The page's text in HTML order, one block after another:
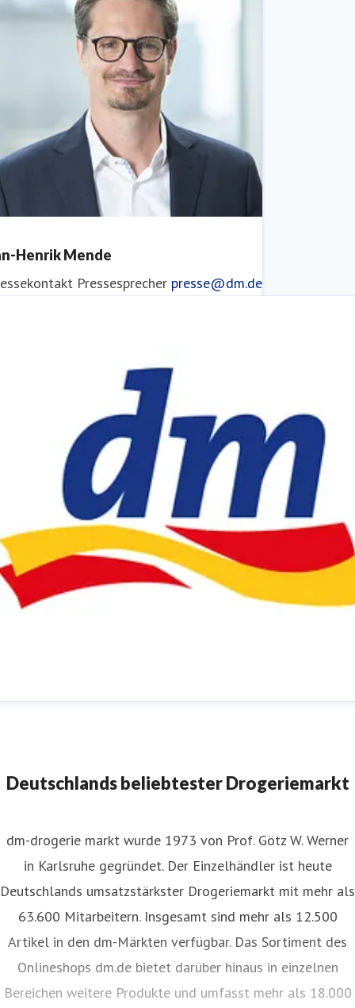
Henrik Mende
Pressesprecher presse@dm.de
Deutschlands beliebtester Drogeriemarkt
dm-drogerie markt wurde 1973 von Prof. Götz W. Werner
in Karlsruhe gegründet. Der Einzelhändler ist heute
Deutschlands umsatzstärkster Drogeriemarkt mit mehr als
63.600 Mitarbeitern. Insgesamt sind mehr als 12.500
Artikel in den dm-Märkten verfügbar. Das Sortiment des
Onlineshops dm.de bietet darüber hinaus in einzelnen
Bereichen weitere Produkte und umfasst mehr als 18.000